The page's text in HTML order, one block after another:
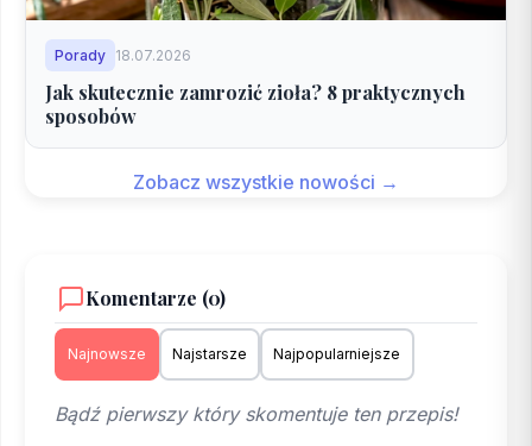
Porady 18.07.2026
Jak skutecznie zamrozić zioła? 8 praktycznych
sposobów
Zobacz wszystkie nowości →
Komentarze (0)
Najnowsze Najstarsze Najpopularniejsze
Bądź pierwszy który skomentuje ten przepis!